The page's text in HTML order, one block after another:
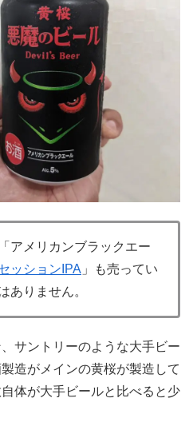
アメリカンブラックエー
ッションIPA 」も売ってい
ありません。
サントリーのような大手ビー
造がメインの黄桜が製造して
体が大手ビールと比べると少